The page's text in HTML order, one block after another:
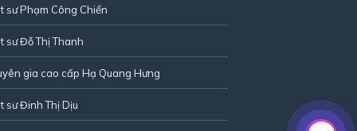
sư Phạm Công Chiển
sư Đỗ Thị Thanh
gia cao cấp Hạ Quang Hưng
sư Đinh Thị Dịu